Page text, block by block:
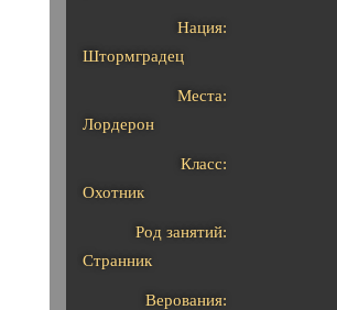
Нация:
Штормградец
Места:
Лордерон
Класс:
Охотник
Род занятий:
Странник
Верования: